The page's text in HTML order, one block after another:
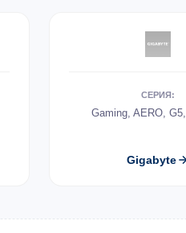
СЕРИЯ:
Gaming, AERO,
Gigabyte